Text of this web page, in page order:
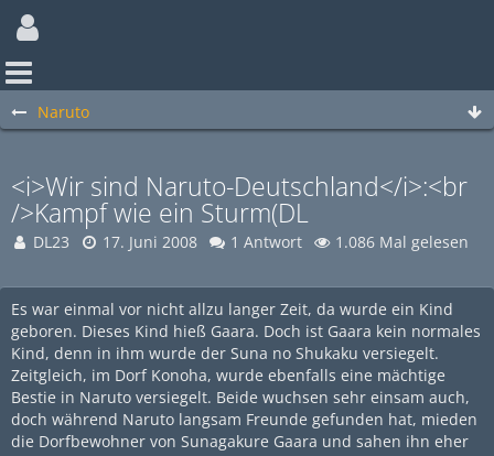
Naruto
<i>Wir sind Naruto-Deutschland</i>:<br
/>Kampf wie ein Sturm(DL
DL23 17. Juni 2008 1 Antwort 1.086 Mal gelesen
Es war einmal vor nicht allzu langer Zeit, da wurde ein Kind
geboren. Dieses Kind hieß Gaara. Doch ist Gaara kein normales
Kind, denn in ihm wurde der Suna no Shukaku versiegelt.
Zeitgleich, im Dorf Konoha, wurde ebenfalls eine mächtige
Bestie in Naruto versiegelt. Beide wuchsen sehr einsam auch,
doch während Naruto langsam Freunde gefunden hat, mieden
die Dorfbewohner von Sunagakure Gaara und sahen ihn eher